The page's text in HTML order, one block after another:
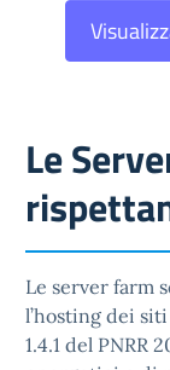
Le
Le server farm
l’hosting dei
1.4.1 del